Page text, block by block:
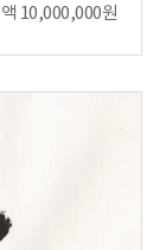
10,000,000원